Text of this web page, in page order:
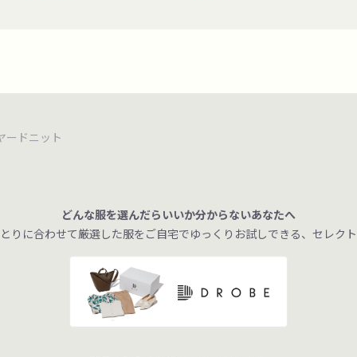
ードニット
どんな服を選んだらいいか分からないあなたへ
りに合わせて厳選した服をご自宅でゆっくりお試しできる、セレク